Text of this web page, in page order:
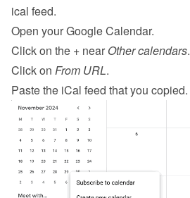
ical feed.
Open your Google Calendar.
Click on the + near Other calendars.
Click on From URL.
Paste the iCal feed that you copied.